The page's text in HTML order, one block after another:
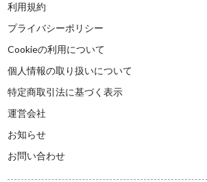
利用規約
プライバシーポリシー
Cookieの利用について
個人情報の取り扱いについて
特定商取引法に基づく表示
運営会社
お知らせ
お問い合わせ